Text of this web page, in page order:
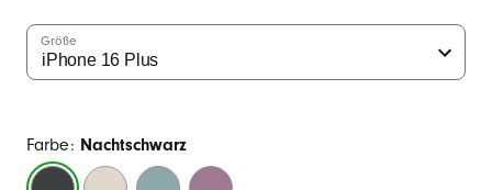
Größe
Farbe: Nachtschwarz
Nachtschwarz
FelsbeigePazifikblauAbendlila